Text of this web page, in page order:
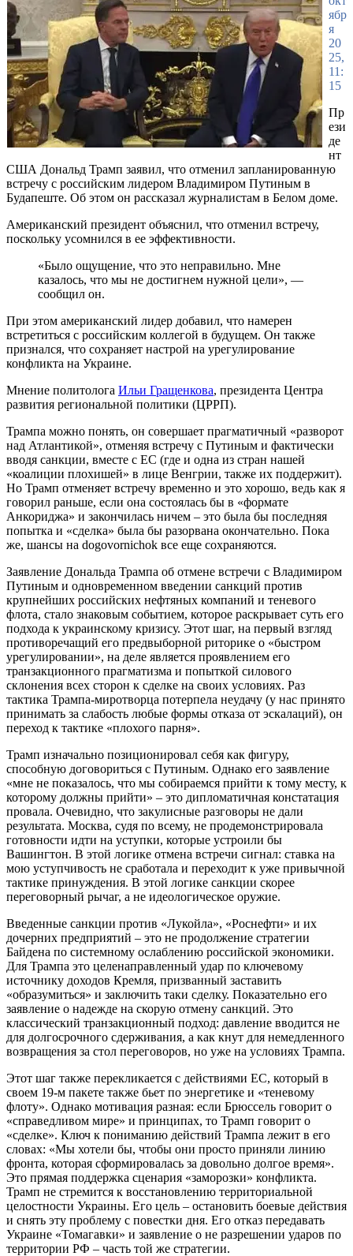
ябр
я
20
25,
11:
15
Пр
ези
де
нт
США Дональд Трамп заявил, что отменил запланированную
встречу с российским лидером Владимиром Путиным в
Будапеште. Об этом он рассказал журналистам в Белом доме.
Американский президент объяснил, что отменил встречу,
поскольку усомнился в ее эффективности.
«Было ощущение, что это неправильно. Мне
казалось, что мы не достигнем нужной цели», —
сообщил он.
При этом американский лидер добавил, что намерен
встретиться с российским коллегой в будущем. Он также
признался, что сохраняет настрой на урегулирование
конфликта на Украине.
Мнение политолога Ильи Гращенкова, президента Центра
развития региональной политики (ЦРРП).
Трампа можно понять, он совершает прагматичный «разворот
над Атлантикой», отменяя встречу с Путиным и фактически
вводя санкции, вместе с ЕС (где и одна из стран нашей
«коалиции плохишей» в лице Венгрии, также их поддержит).
Но Трамп отменяет встречу временно и это хорошо, ведь как я
говорил раньше, если она состоялась бы в «формате
Анкориджа» и закончилась ничем – это была бы последняя
попытка и «сделка» была бы разорвана окончательно. Пока
же, шансы на dogovornichok все еще сохраняются.
Заявление Дональда Трампа об отмене встречи с Владимиром
Путиным и одновременном введении санкций против
крупнейших российских нефтяных компаний и теневого
флота, стало знаковым событием, которое раскрывает суть его
подхода к украинскому кризису. Этот шаг, на первый взгляд
противоречащий его предвыборной риторике о «быстром
урегулировании», на деле является проявлением его
транзакционного прагматизма и попыткой силового
склонения всех сторон к сделке на своих условиях. Раз
тактика Трампа-миротворца потерпела неудачу (у нас принято
принимать за слабость любые формы отказа от эскалаций), он
переход к тактике «плохого парня».
Трамп изначально позиционировал себя как фигуру,
способную договориться с Путиным. Однако его заявление
«мне не показалось, что мы собираемся прийти к тому месту, к
которому должны прийти» – это дипломатичная констатация
провала. Очевидно, что закулисные разговоры не дали
результата. Москва, судя по всему, не продемонстрировала
готовности идти на уступки, которые устроили бы
Вашингтон. В этой логике отмена встречи сигнал: ставка на
мою уступчивость не сработала и переходит к уже привычной
тактике принуждения. В этой логике санкции скорее
переговорный рычаг, а не идеологическое оружие.
Введенные санкции против «Лукойла», «Роснефти» и их
дочерних предприятий – это не продолжение стратегии
Байдена по системному ослаблению российской экономики.
Для Трампа это целенаправленный удар по ключевому
источнику доходов Кремля, призванный заставить
«образумиться» и заключить таки сделку. Показательно его
заявление о надежде на скорую отмену санкций. Это
классический транзакционный подход: давление вводится не
для долгосрочного сдерживания, а как кнут для немедленного
возвращения за стол переговоров, но уже на условиях Трампа.
Этот шаг также перекликается с действиями ЕС, который в
своем 19-м пакете также бьет по энергетике и «теневому
флоту». Однако мотивация разная: если Брюссель говорит о
«справедливом мире» и принципах, то Трамп говорит о
«сделке». Ключ к пониманию действий Трампа лежит в его
словах: «Мы хотели бы, чтобы они просто приняли линию
фронта, которая сформировалась за довольно долгое время».
Это прямая поддержка сценария «заморозки» конфликта.
Трамп не стремится к восстановлению территориальной
целостности Украины. Его цель – остановить боевые действия
и снять эту проблему с повестки дня. Его отказ передавать
Украине «Томагавки» и заявление о не разрешении ударов по
территории РФ – часть той же стратегии.